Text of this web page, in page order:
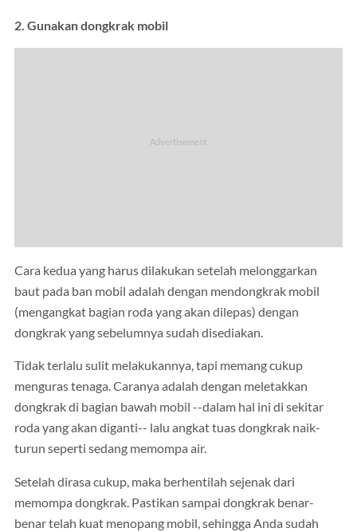
2. Gunakan dongkrak mobil
Cara kedua yang harus dilakukan setelah melonggarkan
baut pada ban mobil adalah dengan mendongkrak mobil
(mengangkat bagian roda yang akan dilepas) dengan
dongkrak yang sebelumnya sudah disediakan.
Tidak terlalu sulit melakukannya, tapi memang cukup
menguras tenaga. Caranya adalah dengan meletakkan
dongkrak di bagian bawah mobil --dalam hal ini di sekitar
roda yang akan diganti-- lalu angkat tuas dongkrak naik-
turun seperti sedang memompa air.
Setelah dirasa cukup, maka berhentilah sejenak dari
memompa dongkrak. Pastikan sampai dongkrak benar-
benar telah kuat menopang mobil, sehingga Anda sudah